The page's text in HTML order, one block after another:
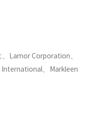
Lamor Corporation、
、Markleen